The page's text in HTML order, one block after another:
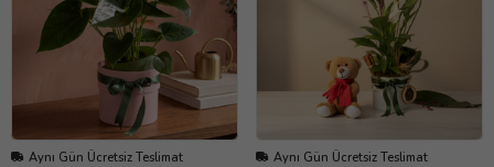
Aynı Gün Ücretsiz Teslimat Aynı Gün Ücretsiz Teslimat